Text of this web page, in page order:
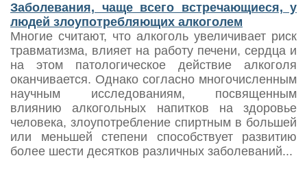
Заболевания, чаще всего встречающиеся, у
людей злоупотребляющих алкоголем
Многие считают, что алкоголь увеличивает риск
травматизма, влияет на работу печени, сердца и
на этом патологическое действие алкоголя
оканчивается. Однако согласно многочисленным
научным исследованиям, посвященным
влиянию алкогольных напитков на здоровье
человека, злоупотребление спиртным в большей
или меньшей степени способствует развитию
более шести десятков различных заболеваний...